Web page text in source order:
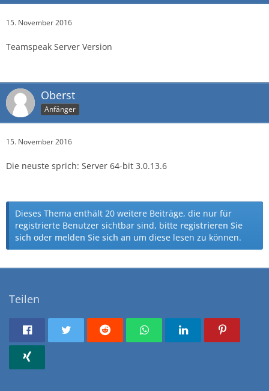
15. November 2016
Teamspeak Server Version
Oberst
Anfänger
15. November 2016
Die neuste sprich: Server 64-bit 3.0.13.6
Dieses Thema enthält 20 weitere Beiträge, die nur für
registrierte Benutzer sichtbar sind, bitte registrieren Sie
sich oder melden Sie sich an um diese lesen zu können.
Teilen